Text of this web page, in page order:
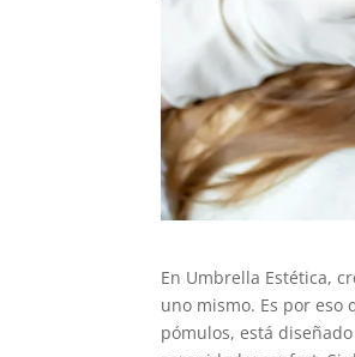
En Umbrella Estética,
uno mismo. Es por
pómulos, está